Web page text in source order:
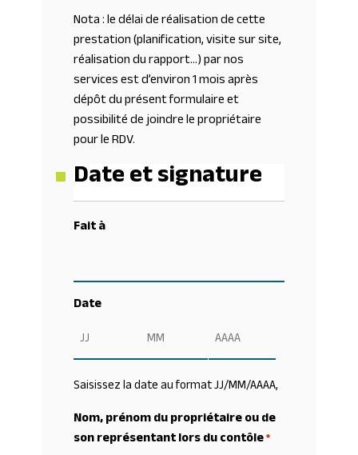
Nota : le délai de réalisation de cette
prestation (planification, visite sur site,
réalisation du rapport…) par nos
services est d’environ 1 mois après
dépôt du présent formulaire et
possibilité de joindre le propriétaire
pour le RDV.
Date et signature
Fait à
Date
Saisissez la date au format JJ/MM/AAAA,
Nom, prénom du propriétaire ou de
son représentant lors du contôle*